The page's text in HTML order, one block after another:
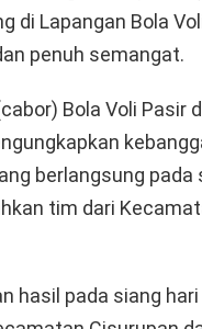
di Lapangan Bola
penuh semangat.
Bola Voli Pasir
berlangsung pada
tim dari
hasil pada siang